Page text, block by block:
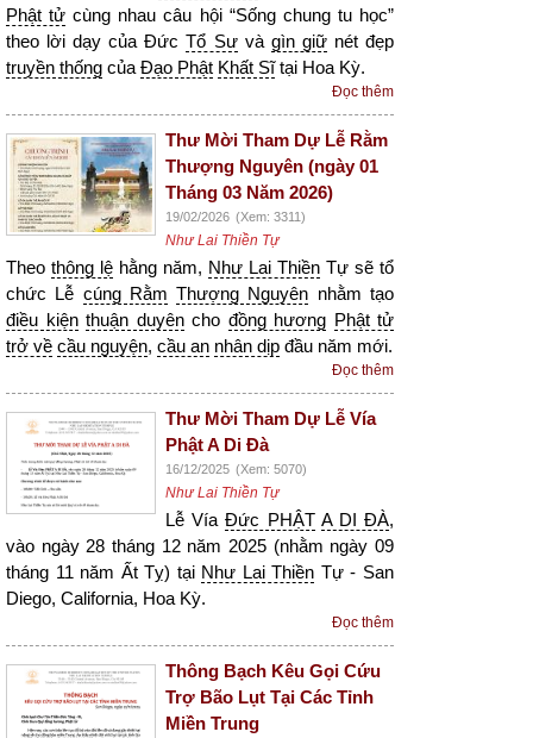
Phật tử cùng nhau câu hội “Sống chung tu học”
theo lời dạy của ĐứcTổ Sưvà gìn giữnét đẹp
truyền thống của Đạo Phật Khất Sĩtại Hoa Kỳ.
Đọc thêm
Thư Mời Tham Dự Lễ Rằm
Thượng Nguyên (ngày 01
Tháng 03 Năm 2026)
19/02/2026 (Xem: 3311)
Như Lai Thiền Tự
Theo thông lệ hằng năm, Như Lai Thiền Tự sẽ tổ
chức Lễ cúng Rằm Thượng Nguyên nhằm tạo
điều kiện thuận duyêncho đồng hương Phật tử
trở về cầu nguyện, cầu an nhân dịp đầu năm mới.
Đọc thêm
Thư Mời Tham Dự Lễ Vía
Phật A Di Đà
16/12/2025 (Xem: 5070)
Như Lai Thiền Tự
Lễ VíaĐức PHẬT A DI ĐÀ,
vào ngày 28 tháng 12 năm 2025 (nhằm ngày 09
tháng 11 năm Ất Tỵ) tại Như Lai Thiền Tự - San
Diego, California, Hoa Kỳ.
Đọc thêm
Thông Bạch Kêu Gọi Cứu
Trợ Bão Lụt Tại Các Tỉnh
Miền Trung